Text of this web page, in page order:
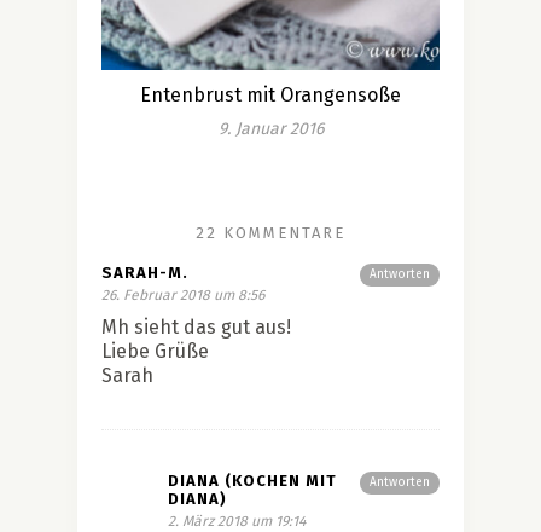
Entenbrust mit Orangensoße
9. Januar 2016
22 KOMMENTARE
Antworten
SARAH-M.
26. Februar 2018 um 8:56
Mh sieht das gut aus!
Liebe Grüße
Sarah
Antworten
DIANA (KOCHEN MIT
DIANA)
2. März 2018 um 19:14